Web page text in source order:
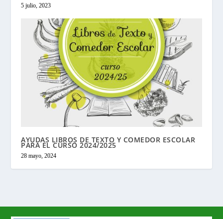
5 julio, 2023
AYUDAS LIBROS DE TEXTO Y COMEDOR ESCOLAR
PARA EL CURSO 2024/2025
28 mayo, 2024